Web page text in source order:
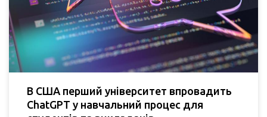
В США перший університет впровадить
ChatGPT у навчальний процес для